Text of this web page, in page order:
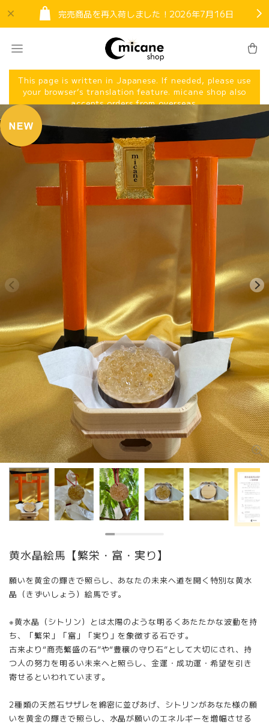
完売商品を再入荷しました！2026年7月16日
This page is written in Japanese. If needed, please use
your browser’s translation feature. micane shop also
accepts orders from overseas.
黄水晶絵馬【繁栄・富・実り】
願いを黄金の輝きで照らし、あなたの未来へ道を開く特別な黄水
晶（きずいしょう）絵馬です。
※黄水晶（シトリン）とは太陽のような明るくあたたかな波動を持
ち、「繁栄」「富」「実り」を象徴する石です。
古来より“商売繁盛の石”や“豊穣の守り石”として大切にされ、持
つ人の努力を明るい未来へと照らし、金運・成功運・希望を引き
寄せるといわれています。
2種類の天然石サザレを綿密に並びあげ、シトリンがあなた様の願
いを黄金の輝きで照らし、水晶が願いのエネルギーを増幅させる